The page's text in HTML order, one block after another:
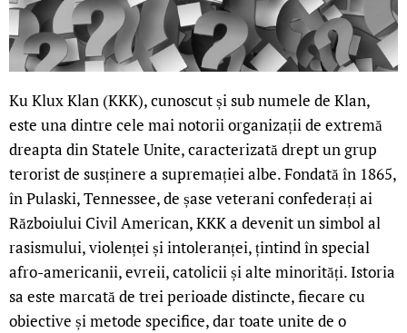
Ku Klux Klan (KKK), cunoscut și sub numele de Klan,
este una dintre cele mai notorii organizații de extremă
dreapta din Statele Unite, caracterizată drept un grup
terorist de susținere a supremației albe. Fondată în 1865,
în Pulaski, Tennessee, de șase veterani confederați ai
Războiului Civil American, KKK a devenit un simbol al
rasismului, violenței și intoleranței, țintind în special
afro-americanii, evreii, catolicii și alte minorități. Istoria
sa este marcată de trei perioade distincte, fiecare cu
obiective și metode specifice, dar toate unite de o